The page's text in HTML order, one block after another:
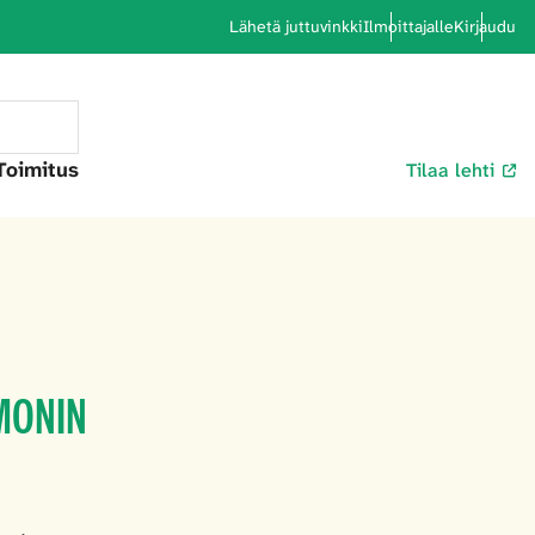
Lähetä juttuvinkkiIlmoittajalleKirjaudu
Tilaa lehti